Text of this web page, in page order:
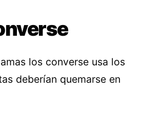
los converse usa los
deberían quemarse en